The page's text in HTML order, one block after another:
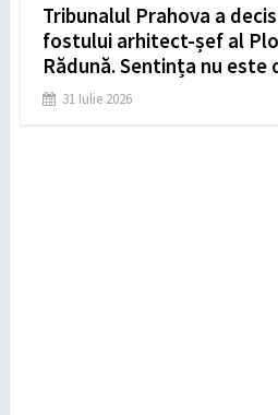
Tribunalul Prahova a
fostului arhitect-șef al
Rădună. Sentința nu este
31 Iulie 2026